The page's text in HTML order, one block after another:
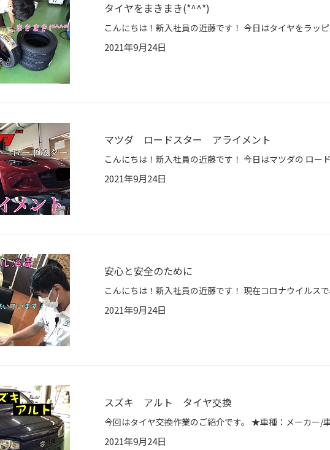
タイヤをまきまき(*^^*)
2021年9月24日
マツダ ロードスター アライメント
2021年9月24日
安心と安全のために
2021年9月24日
スズキ アルト タイヤ交換
2021年9月24日